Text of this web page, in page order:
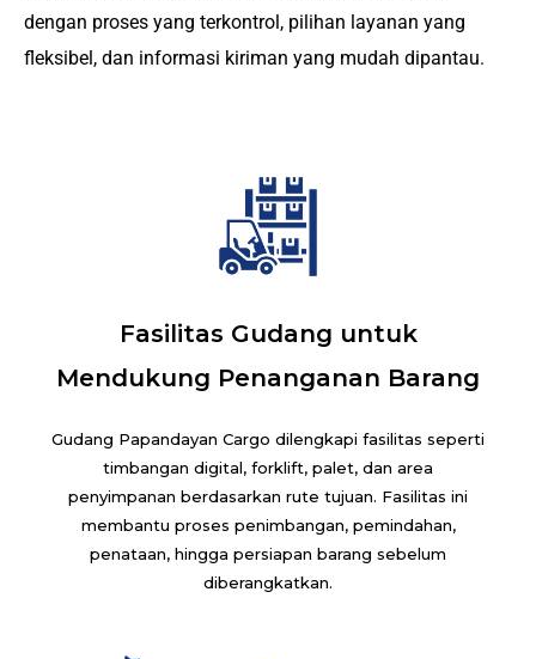
dengan proses yang terkontrol, pilihan layanan yang
fleksibel, dan informasi kiriman yang mudah dipantau.
Fasilitas Gudang untuk
Mendukung Penanganan Barang
Gudang Papandayan Cargo dilengkapi fasilitas seperti
timbangan digital, forklift, palet, dan area
penyimpanan berdasarkan rute tujuan. Fasilitas ini
membantu proses penimbangan, pemindahan,
penataan, hingga persiapan barang sebelum
diberangkatkan.